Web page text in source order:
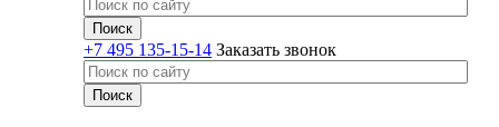
+7 495 135-15-14 Заказать звонок